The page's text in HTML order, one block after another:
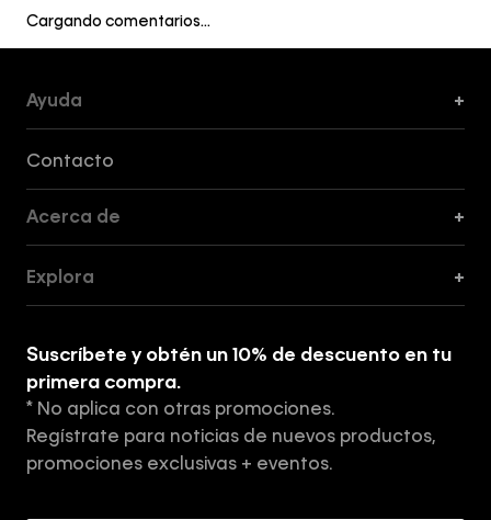
Cargando comentarios…
Ayuda +
Contacto
Acerca de +
Tiendas
Aviso de privacidad
Términos y Condiciones
Explora +
Suscríbete y obtén un 10% de descuento en tu
primera compra.
* No aplica con otras promociones.
Regístrate para noticias de nuevos productos,
promociones exclusivas + eventos.